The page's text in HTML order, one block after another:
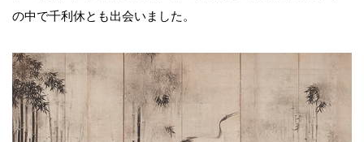
の中で千利休とも出会いました。